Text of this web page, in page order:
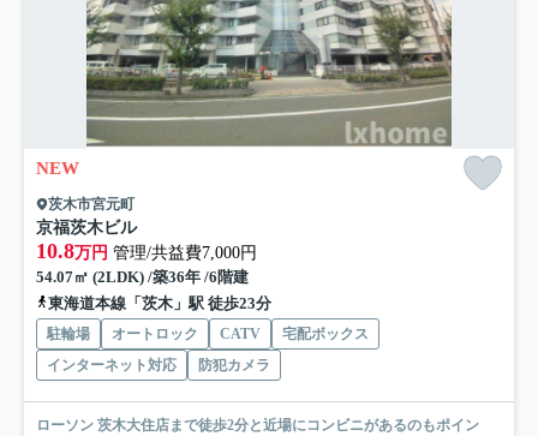
NEW
茨木市宮元町
京福茨木ビル
10.8万円 管理/共益費7,000円
54.07㎡ (2LDK) /築36年 /6階建
東海道本線「茨木」駅 徒歩23分
駐輪場 オートロック CATV
宅配ボックス
インターネット対応
防犯カメラ
ローソン 茨木大住店まで徒歩2分と近場にコンビニがあるのもポイン